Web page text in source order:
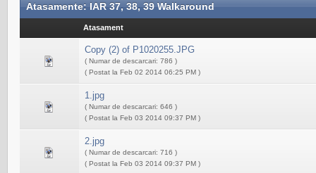
Atasamente: IAR 37, 38, 39 Walkaround
Atasament
Copy (2) of P1020255.JPG
( Numar de descarcari: 786 )
( Postat la Feb 02 2014 06:25 PM )
1.jpg
( Numar de descarcari: 646 )
( Postat la Feb 03 2014 09:37 PM )
2.jpg
( Numar de descarcari: 716 )
( Postat la Feb 03 2014 09:37 PM )